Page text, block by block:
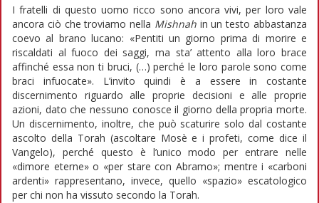
I fratelli di questo uomo ricco sono ancora vivi, per loro vale
ancora ciò che troviamo nella Mishnahin un testo abbastanza
coevo al brano lucano: «Pentiti un giorno prima di morire e
riscaldati al fuoco dei saggi, ma sta’ attento alla loro brace
affinché essa non ti bruci, (…) perché le loro parole sono come
braci infuocate». L’invito quindi è a essere in costante
discernimento riguardo alle proprie decisioni e alle proprie
azioni, dato che nessuno conosce il giorno della propria morte.
Un discernimento, inoltre, che può scaturire solo dal costante
ascolto della Torah (ascoltare Mosè e i profeti, come dice il
Vangelo), perché questo è l’unico modo per entrare nelle
«dimore eterne» o «per stare con Abramo»; mentre i «carboni
ardenti» rappresentano, invece, quello «spazio» escatologico
per chi non ha vissuto secondo la Torah.